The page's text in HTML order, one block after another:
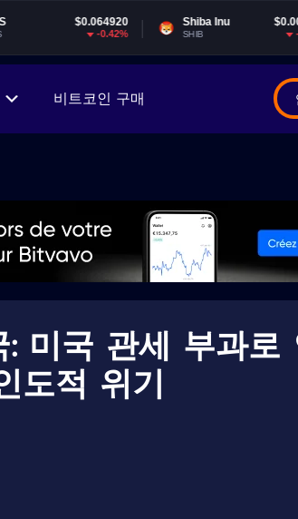
$0.064920 Shiba Inu $0.000005
SHIB
비트코인 구매
: 미국 관세 부과로
도적 위기